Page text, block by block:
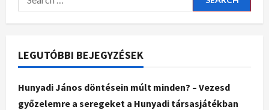
LEGUTÓBBI BEJEGYZÉSEK
Hunyadi János döntésein múlt minden? – Vezesd
győzelemre a seregeket a Hunyadi társasjátékban